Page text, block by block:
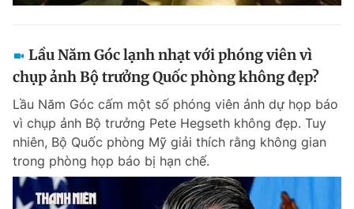
Theo dõi báo trên
Hotline
0906 645 777
Liên hệ quảng cáo
0908 780 404
Đặt báo Quảng cáo RSS Tòa soạn Chính sách bảo
Tổng biên tập: Nguyễn Ngọc Toàn
Phó tổng biên tập thường trực: Hải Thành
Phó tổng biên tập: Lâm Hiếu Dũng
Phó tổng biên tập: Trần Việt Hưng
Tổng thư ký tòa soạn: Đức Trung
Lầu Năm Góc lạnh nhạt với phóng viên vì
chụp ảnh Bộ trưởng Quốc phòng không đẹp?
Lầu Năm Góc cấm một số phóng viên ảnh dự họp báo
vì chụp ảnh Bộ trưởng Pete Hegseth không đẹp. Tuy
nhiên, Bộ Quốc phòng Mỹ giải thích rằng không gian
trong phòng họp báo bị hạn chế.